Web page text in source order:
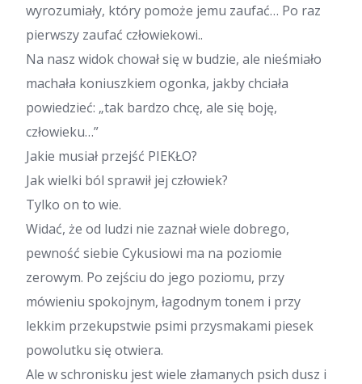
wyrozumiały, który pomoże jemu zaufać… Po raz
pierwszy zaufać człowiekowi..
Na nasz widok chował się w budzie, ale nieśmiało
machała koniuszkiem ogonka, jakby chciała
powiedzieć: „tak bardzo chcę, ale się boję,
człowieku…”
Jakie musiał przejść PIEKŁO?
Jak wielki ból sprawił jej człowiek?
Tylko on to wie.
Widać, że od ludzi nie zaznał wiele dobrego,
pewność siebie Cykusiowi ma na poziomie
zerowym. Po zejściu do jego poziomu, przy
mówieniu spokojnym, łagodnym tonem i przy
lekkim przekupstwie psimi przysmakami piesek
powolutku się otwiera.
Ale w schronisku jest wiele złamanych psich dusz i